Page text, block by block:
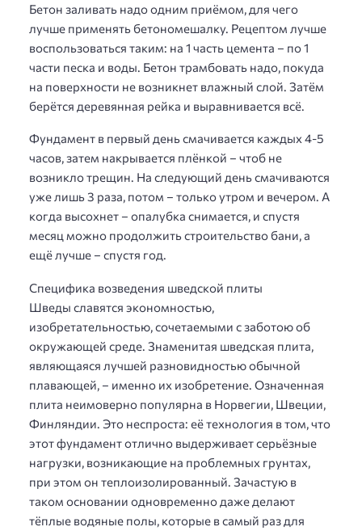
Бетон заливать надо одним приёмом, для чего
лучше применять бетономешалку. Рецептом лучше
воспользоваться таким: на 1 часть цемента – по 1
части песка и воды. Бетон трамбовать надо, покуда
на поверхности не возникнет влажный слой. Затём
берётся деревянная рейка и выравнивается всё.
Фундамент в первый день смачивается каждых 4-5
часов, затем накрывается плёнкой – чтоб не
возникло трещин. На следующий день смачиваются
уже лишь 3 раза, потом – только утром и вечером. А
когда высохнет – опалубка снимается, и спустя
месяц можно продолжить строительство бани, а
ещё лучше – спустя год.
Специфика возведения шведской плиты
Шведы славятся экономностью,
изобретательностью, сочетаемыми с заботою об
окружающей среде. Знаменитая шведская плита,
являющаяся лучшей разновидностью обычной
плавающей, – именно их изобретение. Означенная
плита неимоверно популярна в Норвегии, Швеции,
Финляндии. Это неспроста: её технология в том, что
этот фундамент отлично выдерживает серьёзные
нагрузки, возникающие на проблемных грунтах,
при этом он теплоизолированный. Зачастую в
таком основании одновременно даже делают
тёплые водяные полы, которые в самый раз для